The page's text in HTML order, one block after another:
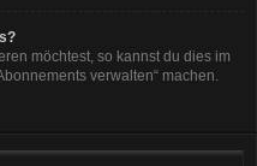
möchtest, so kannst du dies im
verwalten“ machen.